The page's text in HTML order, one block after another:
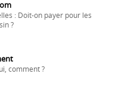
: Doit-on payer pour les
?
comment ?